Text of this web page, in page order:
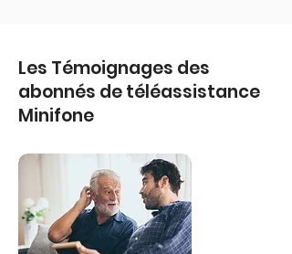
Les Témoignages des
abonnés de téléassistance
Minifone